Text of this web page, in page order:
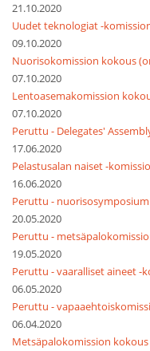
21.10.2020
Uudet teknologiat -
09.10.2020
Nuorisokomission kokous
07.10.2020
Lentoasemakomission
07.10.2020
Peruttu - Delegates'
17.06.2020
Pelastusalan naiset -
16.06.2020
Peruttu -
20.05.2020
Peruttu -
19.05.2020
Peruttu - vaaralliset aineet -
06.05.2020
Peruttu -
06.04.2020
Metsäpalokomission kokous